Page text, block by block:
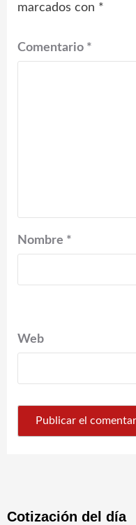
marcados con *
Comentario *
Nombre *
Web
Cotización del día